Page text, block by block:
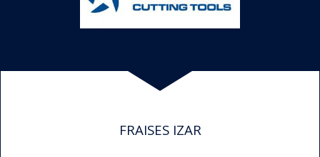
FRAISES IZAR